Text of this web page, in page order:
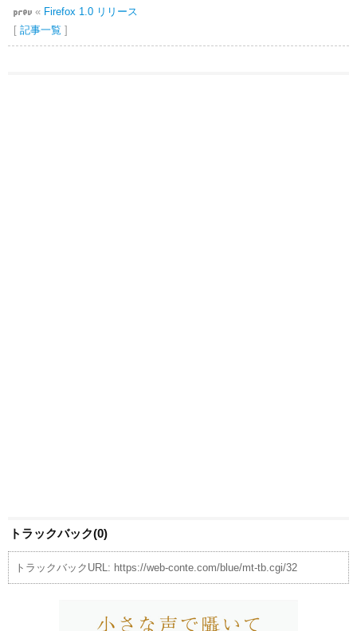
« Firefox 1.0 リリース
[ 記事一覧 ]
トラックバック(0)
トラックバックURL: https://web-conte.com/blue/mt-tb.cgi/32